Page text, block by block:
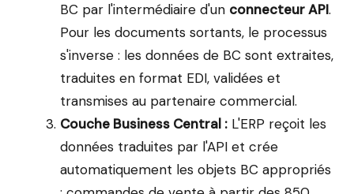
BC par l'intermédiaire d'un connecteur API.
Pour les documents sortants, le processus
s'inverse : les données de BC sont extraites,
traduites en format EDI, validées et
transmises au partenaire commercial.
Couche Business Central : L'ERP reçoit les
données traduites par l'API et crée
automatiquement les objets BC appropriés